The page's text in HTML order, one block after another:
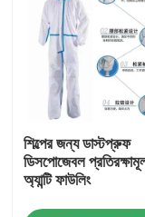
শিল্পের জন্য ডাস্টপ্রুফ
ডিসপোজেবল
অ্যান্টি ফাউলিং